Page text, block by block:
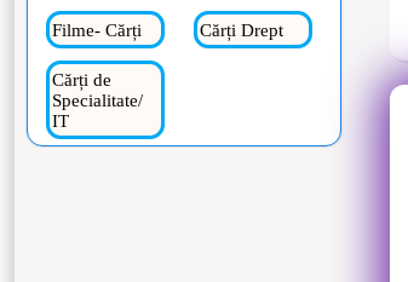
Filme- Cărți Cărți Drept
Cărți de
Specialitate/
IT